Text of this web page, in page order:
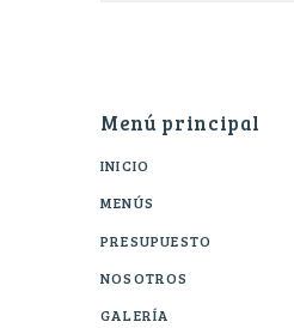
Menú principal
INICIO
MENÚS
PRESUPUESTO
NOSOTROS
GALERÍA